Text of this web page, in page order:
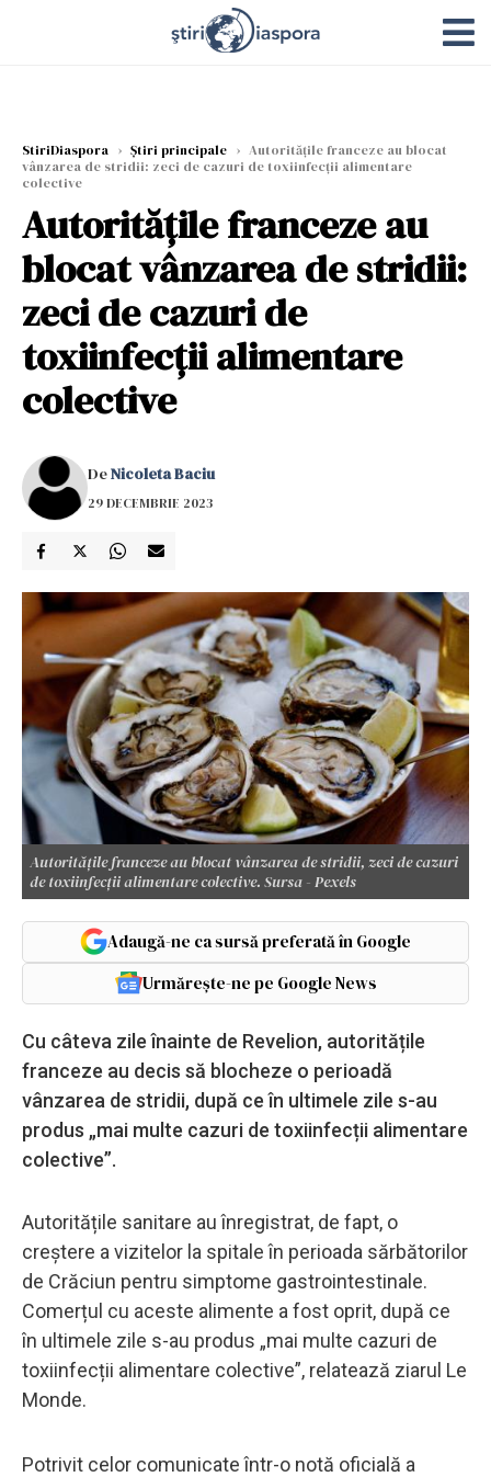
StiriDiaspora › Știri principale › Autoritățile franceze au blocat
vânzarea de stridii: zeci de cazuri de toxiinfecții alimentare
colective
Autoritățile franceze au
blocat vânzarea de stridii:
zeci de cazuri de
toxiinfecții alimentare
colective
DeNicoleta Baciu
29 DECEMBRIE 2023
Autoritățile franceze au blocat vânzarea de stridii, zeci de cazuri
de toxiinfecții alimentare colective. Sursa - Pexels
Adaugă-ne ca sursă preferată în Google
Urmărește-ne pe Google News
Cu câteva zile înainte de Revelion, autoritățile
franceze au decis să blocheze o perioadă
vânzarea de stridii, după ce în ultimele zile s-au
produs „mai multe cazuri de toxiinfecții alimentare
colective”.
Autoritățile sanitare au înregistrat, de fapt, o
creștere a vizitelor la spitale în perioada sărbătorilor
de Crăciun pentru simptome gastrointestinale.
Comerțul cu aceste alimente a fost oprit, după ce
în ultimele zile s-au produs „mai multe cazuri de
toxiinfecții alimentare colective”, relatează ziarul Le
Monde.
Potrivit celor comunicate într-o notă oficială a